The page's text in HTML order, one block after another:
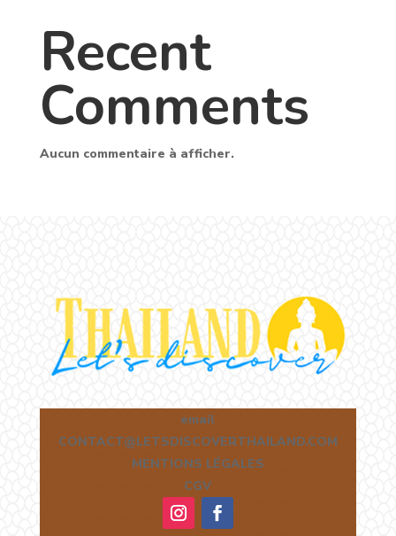
Recent
Comments
Aucun commentaire à afficher.
email
CONTACT@LETSDISCOVERTHAILAND.COM
MENTIONS LÉGALES
CGV